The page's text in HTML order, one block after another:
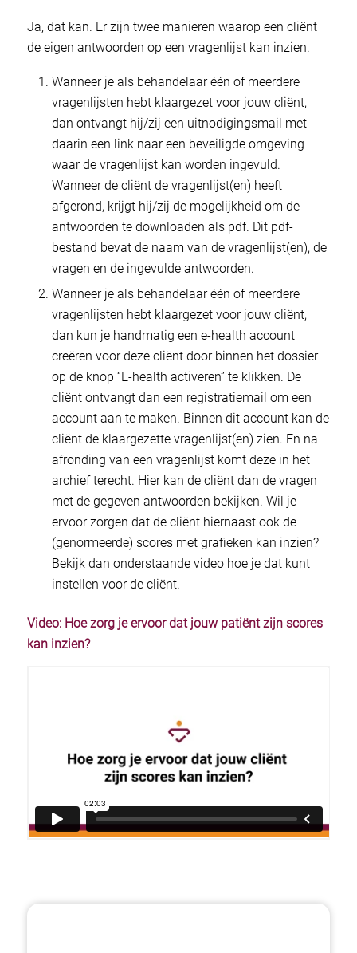
Ja, dat kan. Er zijn twee manieren waarop een cliënt
de eigen antwoorden op een vragenlijst kan inzien.
Wanneer je als behandelaar één of meerdere
vragenlijsten hebt klaargezet voor jouw cliënt,
dan ontvangt hij/zij een uitnodigingsmail met
daarin een link naar een beveiligde omgeving
waar de vragenlijst kan worden ingevuld.
Wanneer de cliënt de vragenlijst(en) heeft
afgerond, krijgt hij/zij de mogelijkheid om de
antwoorden te downloaden als pdf. Dit pdf-
bestand bevat de naam van de vragenlijst(en), de
vragen en de ingevulde antwoorden.
Wanneer je als behandelaar één of meerdere
vragenlijsten hebt klaargezet voor jouw cliënt,
dan kun je handmatig een e-health account
creëren voor deze cliënt door binnen het dossier
op de knop “E-health activeren” te klikken. De
cliënt ontvangt dan een registratiemail om een
account aan te maken. Binnen dit account kan de
cliënt de klaargezette vragenlijst(en) zien. En na
afronding van een vragenlijst komt deze in het
archief terecht. Hier kan de cliënt dan de vragen
met de gegeven antwoorden bekijken. Wil je
ervoor zorgen dat de cliënt hiernaast ook de
(genormeerde) scores met grafieken kan inzien?
Bekijk dan onderstaande video hoe je dat kunt
instellen voor de cliënt.
Video: Hoe zorg je ervoor dat jouw patiënt zijn scores
kan inzien?